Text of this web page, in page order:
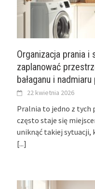
Organizacja prania i
zaplanować
bałaganu i
22 kwietnia 2026
Pralnia to jedno z tych
często staje się
uniknąć takiej sytuacji,
[...]